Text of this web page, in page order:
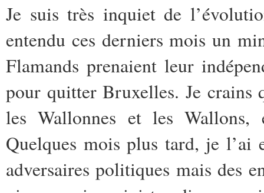
Je suis très inquiet de
entendu ces derniers mois un
Flamands prenaient leur
pour quitter Bruxelles. Je crains
les Wallonnes et les Wallons,
Quelques mois plus tard, je l’ai
adversaires politiques mais des